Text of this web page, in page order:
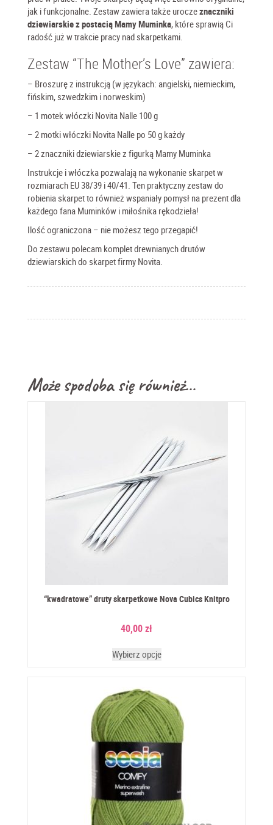
jak i funkcjonalne. Zestaw zawiera także uroczeznaczniki
dziewiarskie z postacią Mamy Muminka, które sprawią Ci
radość już w trakcie pracy nad skarpetkami.
Zestaw “The Mother’s Love” zawiera:
– Broszurę z instrukcją (w językach: angielski, niemieckim,
fińskim, szwedzkim i norweskim)
– 1 motek włóczki Novita Nalle 100 g
– 2 motki włóczki Novita Nalle po 50 g każdy
– 2 znaczniki dziewiarskie z figurką Mamy Muminka
Instrukcje i włóczka pozwalają na wykonanie skarpet w
rozmiarach EU 38/39 i 40/41. Ten praktyczny zestaw do
robienia skarpet to również wspaniały pomysł na prezent dla
każdego fana Muminków i miłośnika rękodzieła!
Ilość ograniczona – nie możesz tego przegapić!
Do zestawu polecam komplet drewnianych drutów
dziewiarskich do skarpetfirmy Novita.
Może spodoba się również…
“kwadratowe” druty skarpetkowe Nova Cubics Knitpro
40,00zł
Wybierz opcje